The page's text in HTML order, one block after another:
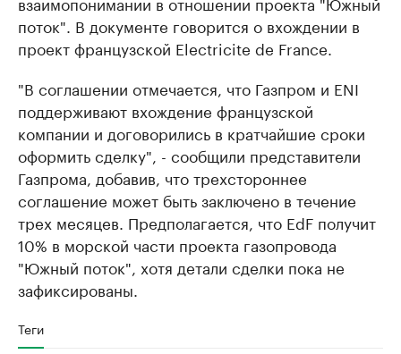
поток". В документе говорится о вхождении в
проект французской Electricite de France.
"В соглашении отмечается, что Газпром и ENI
поддерживают вхождение французской
компании и договорились в кратчайшие сроки
оформить сделку", - сообщили представители
Газпрома, добавив, что трехстороннее
соглашение может быть заключено в течение
трех месяцев. Предполагается, что EdF получит
10% в морской части проекта газопровода
"Южный поток", хотя детали сделки пока не
зафиксированы.
Теги